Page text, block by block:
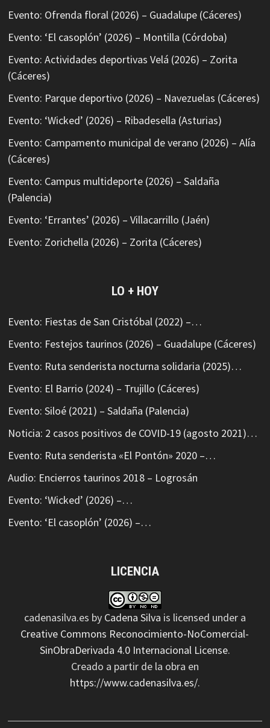
Evento: Ofrenda floral (2026) – Guadalupe (Cáceres)
Evento: ‘El casoplón’ (2026) – Montilla (Córdoba)
Evento: Actividades deportivas Velá (2026) – Zorita
(Cáceres)
Evento: Parque deportivo (2026) – Navezuelas (Cáceres)
Evento: ‘Wicked’ (2026) – Ribadesella (Asturias)
Evento: Campamento municipal de verano (2026) – Alía
(Cáceres)
Evento: Campus multideporte (2026) – Saldaña
(Palencia)
Evento: ‘Errantes’ (2026) – Villacarrillo (Jaén)
Evento: Zorichella (2026) – Zorita (Cáceres)
LO + HOY
Evento: Fiestas de San Cristóbal (2022) –…
Evento: Festejos taurinos (2026) – Guadalupe (Cáceres)
Evento: Ruta senderista nocturna solidaria (2025)…
Evento: El Barrio (2024) – Trujillo (Cáceres)
Evento: Siloé (2021) – Saldaña (Palencia)
Noticia: 2 casos positivos de COVID-19 (agosto 2021)…
Evento: Ruta senderista «El Pontón» 2020 –…
Audio: Encierros taurinos 2018 – Logrosán
Evento: ‘Wicked’ (2026) –…
Evento: ‘El casoplón’ (2026) –…
LICENCIA
cadenasilva.es by Cadena Silva is licensed under a
Creative Commons Reconocimiento-NoComercial-
SinObraDerivada 4.0 Internacional License.
Creado a partir de la obra en
https://www.cadenasilva.es/.